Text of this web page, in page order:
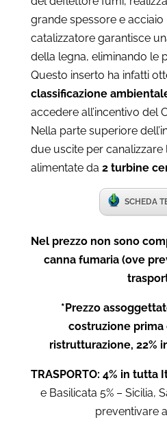
grande spessore e acciaio
catalizzatore garantisce
della legna, eliminando le
Questo inserto ha infatti
classificazione
accedere all’incentivo del
Nella parte superiore
due uscite per canalizzare
alimentate da 2 turbine
SCHEDA
Nel prezzo non sono
canna fumaria (ove
*Prezzo
costruzione prima
ristrutturazione, 22%
TRASPORTO: 4% in tutta
e Basilicata 5% – Sicilia,
preventivare